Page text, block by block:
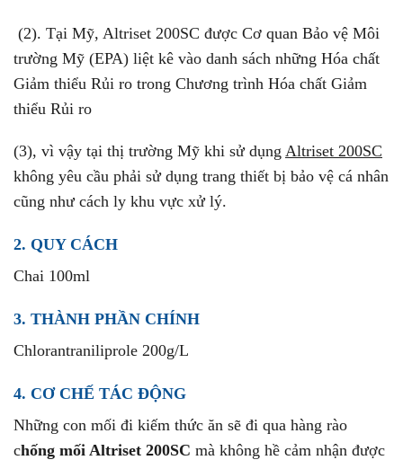
(2). Tại Mỹ, Altriset 200SC được Cơ quan Bảo vệ Môi
trường Mỹ (EPA) liệt kê vào danh sách những Hóa chất
Giảm thiểu Rủi ro trong Chương trình Hóa chất Giảm
thiểu Rủi ro
(3), vì vậy tại thị trường Mỹ khi sử dụng Altriset 200SC
không yêu cầu phải sử dụng trang thiết bị bảo vệ cá nhân
cũng như cách ly khu vực xử lý.
2. QUY CÁCH
Chai 100ml
3. THÀNH PHẦN CHÍNH
Chlorantraniliprole 200g/L
4. CƠ CHẾ TÁC ĐỘNG
Những con mối đi kiếm thức ăn sẽ đi qua hàng rào
chống mối Altriset 200SC mà không hề cảm nhận được